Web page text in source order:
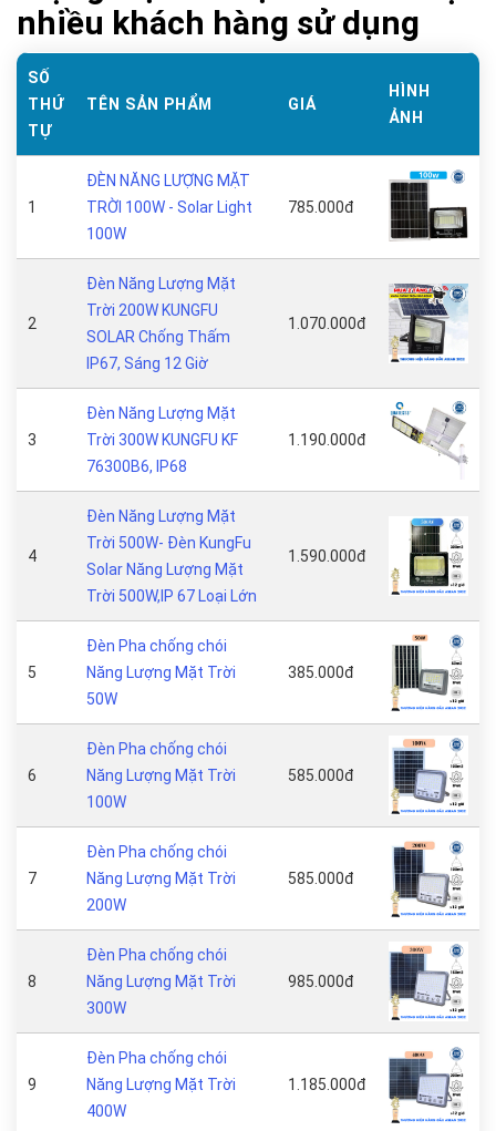
nhiều khách hàng sử dụng
SỐ
THỨ
TỰ
TÊN SẢN PHẨM GIÁ
HÌNH
ẢNH
1
ĐÈN NĂNG LƯỢNG MẶT
TRỜI 100W - Solar Light
100W
785.000đ
2
Đèn Năng Lượng Mặt
Trời 200W KUNGFU
SOLAR Chống Thấm
IP67, Sáng 12 Giờ
1.070.000đ
3
Đèn Năng Lượng Mặt
Trời 300W KUNGFU KF
76300B6, IP68
1.190.000đ
4
Đèn Năng Lượng Mặt
Trời 500W- Đèn KungFu
Solar Năng Lượng Mặt
Trời 500W,IP 67 Loại Lớn
1.590.000đ
5
Đèn Pha chống chói
Năng Lượng Mặt Trời
50W
385.000đ
6
Đèn Pha chống chói
Năng Lượng Mặt Trời
100W
585.000đ
7
Đèn Pha chống chói
Năng Lượng Mặt Trời
200W
585.000đ
8
Đèn Pha chống chói
Năng Lượng Mặt Trời
300W
985.000đ
9
Đèn Pha chống chói
Năng Lượng Mặt Trời
400W
1.185.000đ